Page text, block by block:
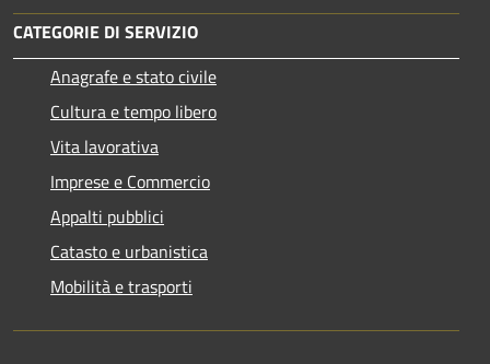
CATEGORIE DI SERVIZIO
Anagrafe e stato civile
Cultura e tempo libero
Vita lavorativa
Imprese e Commercio
Appalti pubblici
Catasto e urbanistica
Mobilità e trasporti